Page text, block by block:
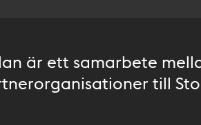
är ett samarbete
till